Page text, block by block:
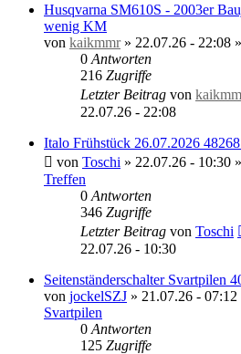
Husqvarna SM610S - 2003er
wenig KM
von kaikmmr» 22.07.26 - 22:08
0 Antworten
216 Zugriffe
Letzter Beitrag von
22.07.26 - 22:08
Italo Frühstück 26.07.2026
von Toschi » 22.07.26 - 10:30
Treffen
0 Antworten
346 Zugriffe
Letzter Beitrag von Toschi
22.07.26 - 10:30
Seitenständerschalter Svartpilen
von jockelSZJ » 21.07.26 - 07:12
Svartpilen
0 Antworten
125 Zugriffe